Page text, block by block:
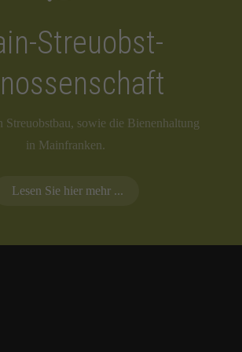
Streuobst-
Streuobstbau, sowie die Bienenhaltung
in Mainfranken.
Lesen Sie hier mehr ...